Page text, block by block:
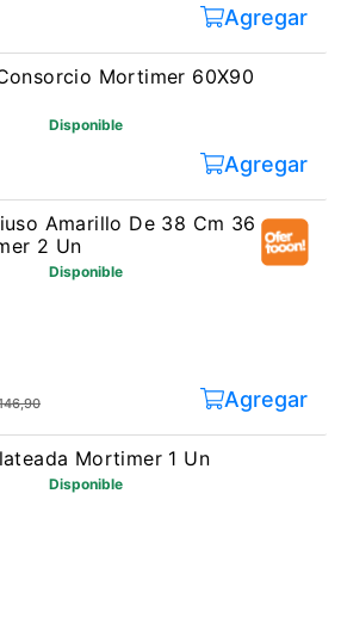
Agregar
Mortimer 60X90
Disponible
Agregar
Amarillo De 38 Cm 36
2 Un
Disponible
Agregar
Mortimer 1 Un
Disponible